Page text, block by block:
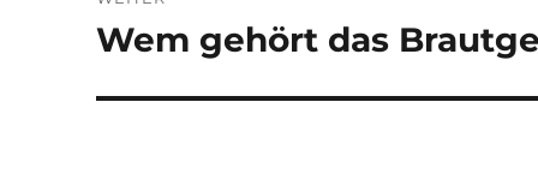
Nächster
Wem gehört das